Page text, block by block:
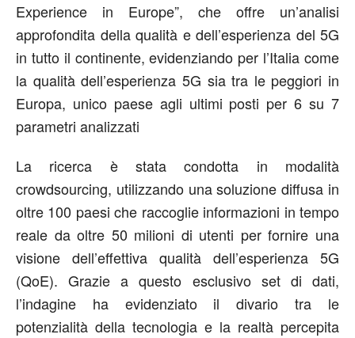
Experience in Europe”, che offre un’analisi
approfondita della qualità e dell’esperienza del 5G
in tutto il continente, evidenziando per l’Italia come
la qualità dell’esperienza 5G sia tra le peggiori in
Europa, unico paese agli ultimi posti per 6 su 7
parametri analizzati
La ricerca è stata condotta in modalità
crowdsourcing, utilizzando una soluzione diffusa in
oltre 100 paesi che raccoglie informazioni in tempo
reale da oltre 50 milioni di utenti per fornire una
visione dell’effettiva qualità dell’esperienza 5G
(QoE). Grazie a questo esclusivo set di dati,
l’indagine ha evidenziato il divario tra le
potenzialità della tecnologia e la realtà percepita